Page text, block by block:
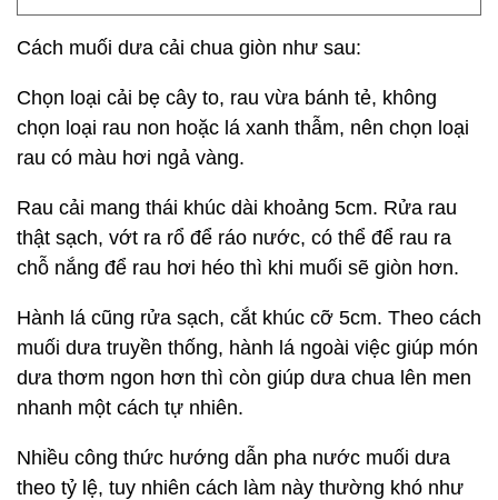
Cách muối dưa cải chua giòn như sau:
Chọn loại cải bẹ cây to, rau vừa bánh tẻ, không
chọn loại rau non hoặc lá xanh thẫm, nên chọn loại
rau có màu hơi ngả vàng.
Rau cải mang thái khúc dài khoảng 5cm. Rửa rau
thật sạch, vớt ra rổ để ráo nước, có thể để rau ra
chỗ nắng để rau hơi héo thì khi muối sẽ giòn hơn.
Hành lá cũng rửa sạch, cắt khúc cỡ 5cm. Theo cách
muối dưa truyền thống, hành lá ngoài việc giúp món
dưa thơm ngon hơn thì còn giúp dưa chua lên men
nhanh một cách tự nhiên.
Nhiều công thức hướng dẫn pha nước muối dưa
theo tỷ lệ, tuy nhiên cách làm này thường khó như